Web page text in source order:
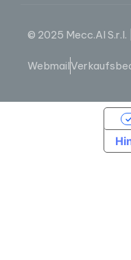
© 2025 Mecc.Al S.r.l.
Webmail